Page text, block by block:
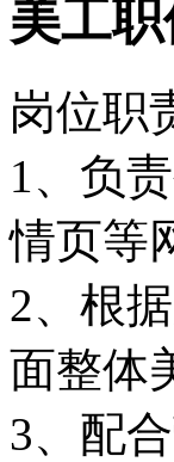
美工
岗位职
1、负
情页等
2、根
面整体
3、配